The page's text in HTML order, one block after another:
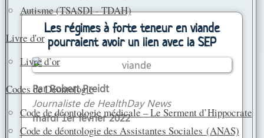
Autisme (TSASDI - TDAH)
Livre d'or
Livre d’or
Codes de Déontologie
Code de déontologie médicale – Le Serment d’Hippocrate
Code de déontologie des Assistantes Sociales (ANAS)
e
b
o
o
k
t
A
i
l
t
g
r
Les régimes à forte teneur en viande
pourraient avoir un lien avec la SEP
Par Robert Preidt
Journaliste de HealthDay News
mardi 1er février 2022